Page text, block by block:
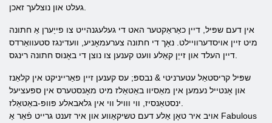
אין דעם שפּיל, דיין כאַראַקטער האט די געלעגנהייט צו פייַערן אַ חתונה
מיט זיין אויסדערוויילט. נאָך די חתונה צערעמאָניע, וועדינגז סטעוואַרדס
שפּיל קריסטאַל עטערניטי & נבספּ; עס קענען זיין פאַרייניקט אין קלאַנז
און אָנטייל נעמען אין מאַסיוו באַטאַלז מיט מאָנסטערס אין ספּעציעל
אויב איר טאָן אַלע דעם טשיקאַווע און איר זענט גרייט פֿאַר אַ Fabulous